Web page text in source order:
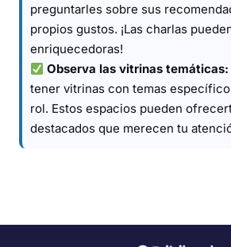
preguntarles sobre sus
propios gustos. ¡Las charlas
enriquecedoras!
Observa las vitrinas temáticas:
tener vitrinas con temas
rol. Estos espacios pueden
destacados que merecen tu